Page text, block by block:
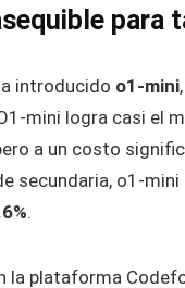
para
introducido o1-mini
mini logra casi el
a un costo
secundaria, o1-mini
.
la plataforma